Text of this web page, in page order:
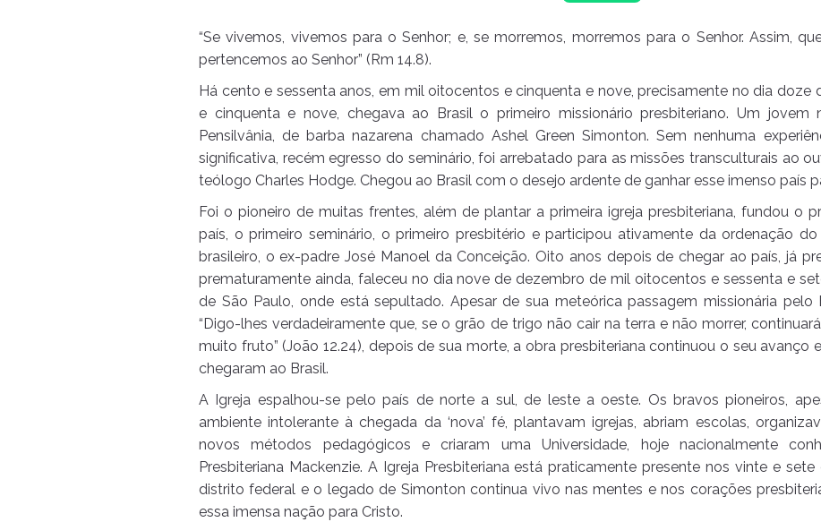
“Se vivemos, vivemos para o Senhor; e, se morremos, morremos para o Senhor. Assim,
pertencemos ao Senhor” (Rm 14.8).
Há cento e sessenta anos, em mil oitocentos e cinquenta e nove, precisamente no dia
e cinquenta e nove, chegava ao Brasil o primeiro missionário presbiteriano. Um jovem
Pensilvânia, de barba nazarena chamado Ashel Green Simonton. Sem nenhuma
significativa, recém egresso do seminário, foi arrebatado para as missões transculturais ao
teólogo Charles Hodge. Chegou ao Brasil com o desejo ardente de ganhar esse imenso país
Foi o pioneiro de muitas frentes, além de plantar a primeira igreja presbiteriana, fundou o
país, o primeiro seminário, o primeiro presbitério e participou ativamente da ordenação
brasileiro, o ex-padre José Manoel da Conceição. Oito anos depois de chegar ao país, já
prematuramente ainda, faleceu no dia nove de dezembro de mil oitocentos e sessenta e
de São Paulo, onde está sepultado. Apesar de sua meteórica passagem missionária pelo
“Digo-lhes verdadeiramente que, se o grão de trigo não cair na terra e não morrer,
muito fruto” (João 12.24), depois de sua morte, a obra presbiteriana continuou o seu avanço
chegaram ao Brasil.
A Igreja espalhou-se pelo país de norte a sul, de leste a oeste. Os bravos pioneiros,
ambiente intolerante à chegada da ‘nova’ fé, plantavam igrejas, abriam escolas,
novos métodos pedagógicos e criaram uma Universidade, hoje nacionalmente
Presbiteriana Mackenzie. A Igreja Presbiteriana está praticamente presente nos vinte e
distrito federal e o legado de Simonton continua vivo nas mentes e nos corações
essa imensa nação para Cristo.